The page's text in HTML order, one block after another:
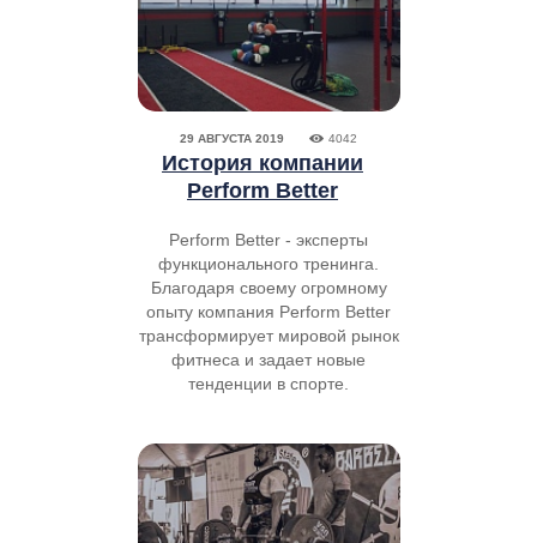
29 АВГУСТА 2019 4042
История компании
Perform Better
Perform Better - эксперты
функционального тренинга.
Благодаря своему огромному
опыту компания Perform Better
трансформирует мировой рынок
фитнеса и задает новые
тенденции в спорте.